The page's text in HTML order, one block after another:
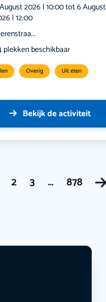
2026 | 10:00 tot 6 August
| 12:00
plekken beschikbaar
Overig Uit eten
Bekijk de activiteit
2 3 … 878